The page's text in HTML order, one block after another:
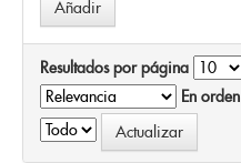
Resultados por página
En orden